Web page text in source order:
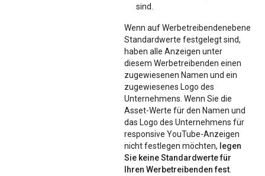
sind.
Wenn auf Werbetreibendenebene
Standardwerte festgelegt sind,
haben alle Anzeigen unter
diesem Werbetreibenden einen
zugewiesenen Namen und ein
zugewiesenes Logo des
Unternehmens. Wenn Sie die
Asset-Werte für den Namen und
das Logo des Unternehmens für
responsive YouTube-Anzeigen
nicht festlegen möchten, legen
Sie keine Standardwerte für
Ihren Werbetreibenden fest